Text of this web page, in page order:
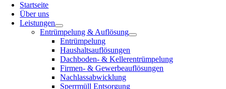
Startseite
Über uns
Leistungen
Entrümpelung & Auflösung
Entrümpelung
Haushaltsauflösungen
Dachboden- & Kellerentrümpelung
Firmen- & Gewerbeauflösungen
Nachlassabwicklung
Sperrmüll Entsorgung